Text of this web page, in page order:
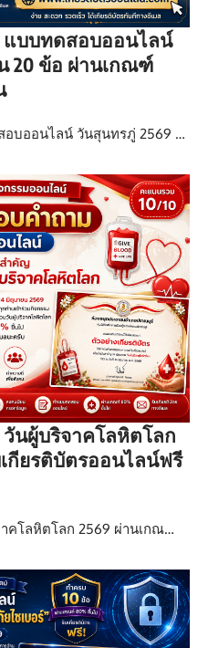
แบบทดสอบออนไลน์
20 ข้อ ผ่านเกณฑ์
บออนไลน์ วันสุนทรภู่ 2569 …
นผู้บริจาคโลหิตโลก
กียรติบัตรออนไลน์ฟรี
คโลหิตโลก 2569 ผ่านเกณ…